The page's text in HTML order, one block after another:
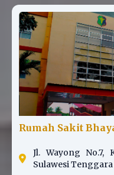
Rumah Sakit
Jl. Wayong No.7,
Sulawesi Tenggara